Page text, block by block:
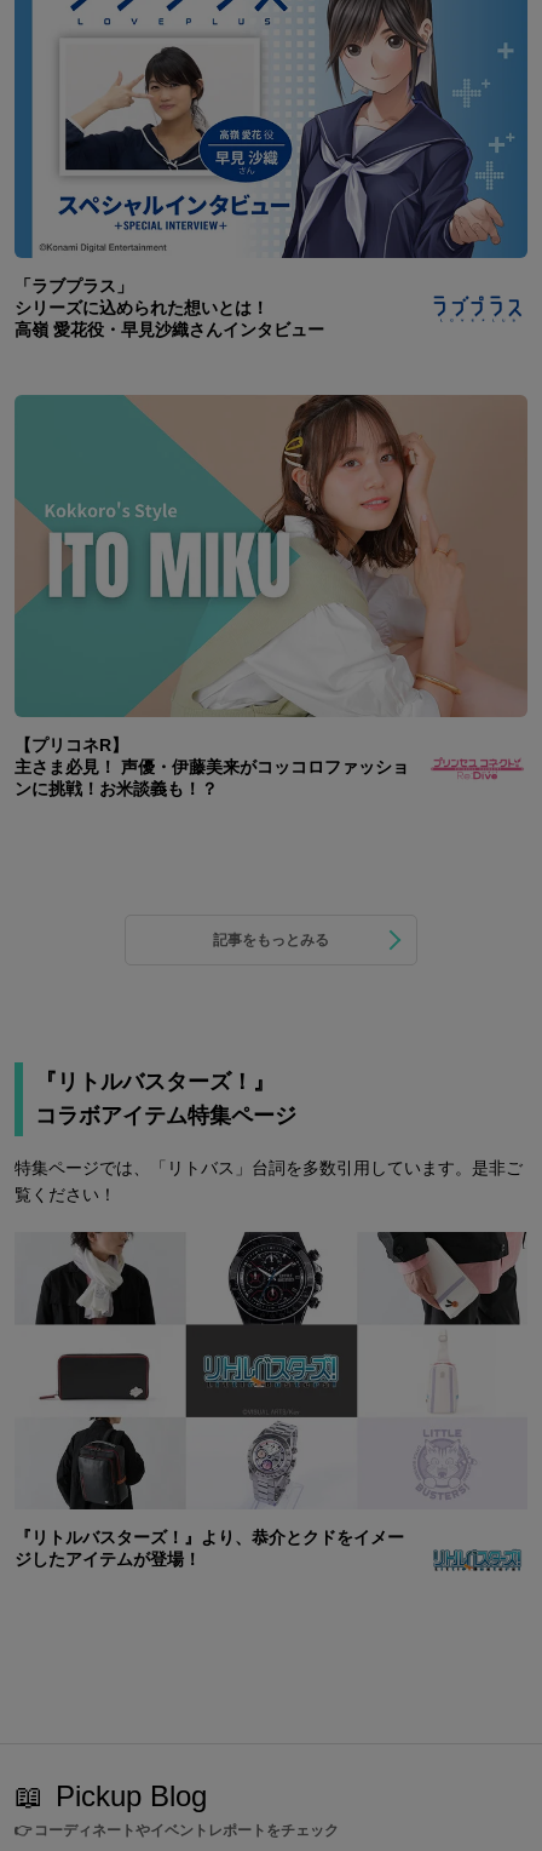
「ラブプラス」
シリーズに込められた想いとは！
高嶺 愛花役・早見沙織さんインタビュー
【プリコネR】
主さま必見！ 声優・伊藤美来がコッコロファッショ
ンに挑戦！お米談義も！？
記事をもっとみる
『リトルバスターズ！』
コラボアイテム特集ページ
特集ページでは、「リトバス」台詞を多数引用しています。是非ご
覧ください！
『リトルバスターズ！』より、恭介とクドをイメー
ジしたアイテムが登場！
📖 Pickup Blog
👉 コーディネートやイベントレポートをチェック